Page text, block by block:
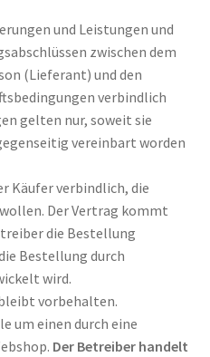
und Leistungen und
zwischen dem
(Lieferant) und den
verbindlich
gelten nur, soweit sie
vereinbart worden
Käufer verbindlich, die
Der Vertrag kommt
die Bestellung
Bestellung durch
wird.
vorbehalten.
um einen durch eine
Der Betreiber handelt